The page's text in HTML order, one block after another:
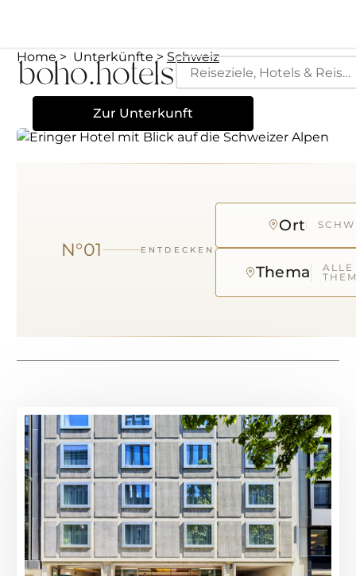
Home Unterkünfte Schweiz
Zur Unterkunft
N°01 ENTDECKEN
Ort
Thema
ALLE